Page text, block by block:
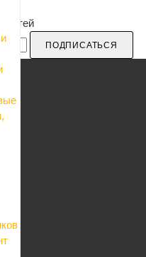
ПОДПИСАТЬСЯ